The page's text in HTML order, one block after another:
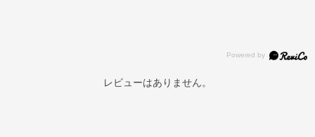
レビューはありません。